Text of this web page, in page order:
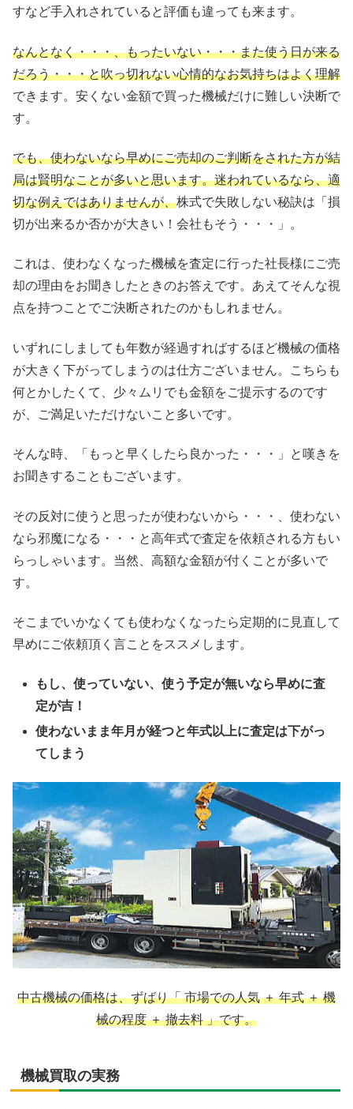
すなど手入れされていると評価も違っても来ます。
なんとなく・・・、もったいない・・・また使う日が来る
だろう・・・と吹っ切れない心情的なお気持ちはよく理解
できます。安くない金額で買った機械だけに難しい決断で
す。
でも、使わないなら早めにご売却のご判断をされた方が結
局は賢明なことが多いと思います。迷われているなら、適
切な例えではありませんが、株式で失敗しない秘訣は「損
切が出来るか否かが大きい！会社もそう・・・」。
これは、使わなくなった機械を査定に行った社長様にご売
却の理由をお聞きしたときのお答えです。あえてそんな視
点を持つことでご決断されたのかもしれません。
いずれにしましても年数が経過すればするほど機械の価格
が大きく下がってしまうのは仕方ございません。こちらも
何とかしたくて、少々ムリでも金額をご提示するのです
が、ご満足いただけないこと多いです。
そんな時、「もっと早くしたら良かった・・・」と嘆きを
お聞きすることもございます。
その反対に使うと思ったが使わないから・・・、使わない
なら邪魔になる・・・と高年式で査定を依頼される方もい
らっしゃいます。当然、高額な金額が付くことが多いで
す。
そこまでいかなくても使わなくなったら定期的に見直して
早めにご依頼頂く言ことをススメします。
もし、使っていない、使う予定が無いなら早めに査
定が吉！
使わないまま年月が経つと年式以上に査定は下がっ
てしまう
中古機械の価格は、ずばり「 市場での人気 ＋ 年式 ＋ 機
械の程度 ＋ 撤去料 」です。
機械買取の実務